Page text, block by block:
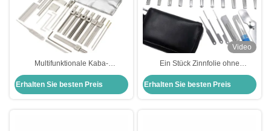
Multifunktionale Kaba-
Schlosspick-Werkzeuge
Schlosserwerkzeuge Schlosspick-
Werkzeuge für Schlosser
Erhalten Sie besten Preis
Video
Ein Stück Zinnfolie ohne
Nadelsperre
Schnellöffnungswerkzeug (11
Stück) Schlosserwerkzeug-Set
Erhalten Sie besten Preis